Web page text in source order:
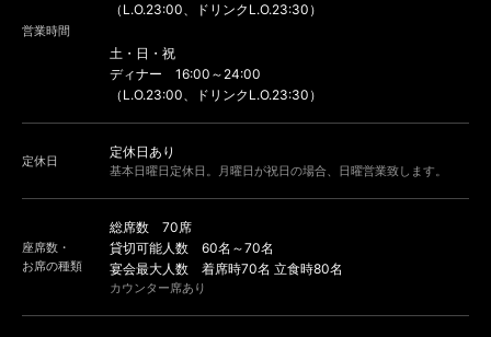
営業時間
（L.O.23:00、ドリンクL.O.23:30）
土・日・祝
ディナー 16:00～24:00
（L.O.23:00、ドリンクL.O.23:30）
定休日
定休日あり
基本日曜日定休日。月曜日が祝日の場合、日曜営業致します。
座席数・
お席の種類
総席数 70席
貸切可能人数 60名～70名
宴会最大人数 着席時70名 立食時80名
カウンター席あり